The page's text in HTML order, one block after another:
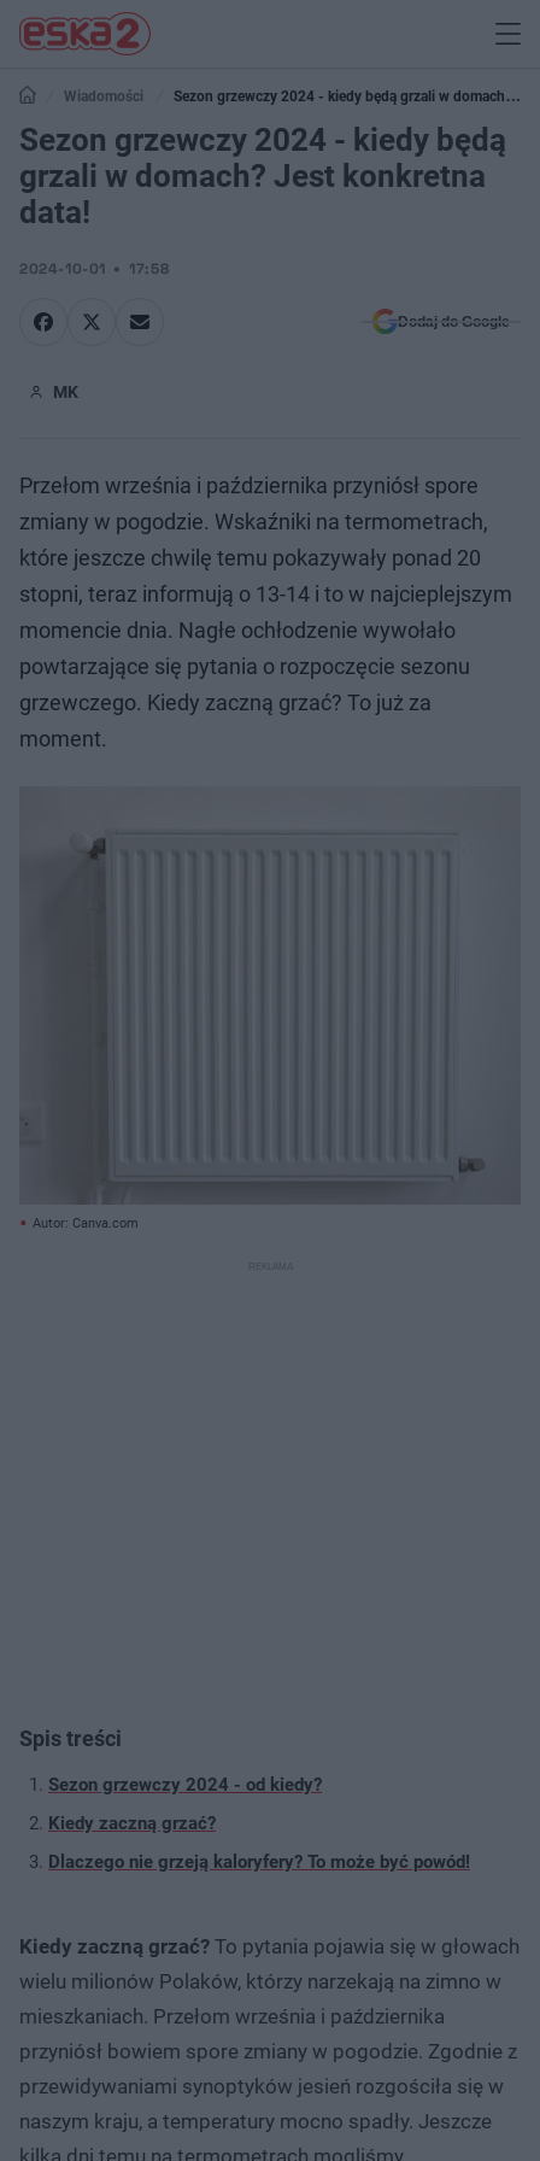
Wiadomości
Sezon grzewczy 2024 - kiedy będą grzali w domach?
Jest konkretna data!
Sezon grzewczy 2024 - kiedy będą
grzali w domach? Jest konkretna
data!
2024-10-01 17:58
Dodaj do Google
MK
Przełom września i października przyniósł spore
zmiany w pogodzie. Wskaźniki na termometrach,
które jeszcze chwilę temu pokazywały ponad 20
stopni, teraz informują o 13-14 i to w najcieplejszym
momencie dnia. Nagłe ochłodzenie wywołało
powtarzające się pytania o rozpoczęcie sezonu
grzewczego. Kiedy zaczną grzać? To już za
moment.
Autor: Canva.com
Spis treści
Sezon grzewczy 2024 - od kiedy?
Kiedy zaczną grzać?
Dlaczego nie grzeją kaloryfery? To może być powód!
Kiedy zaczną grzać? To pytania pojawia się w głowach
wielu milionów Polaków, którzy narzekają na zimno w
mieszkaniach. Przełom września i października
przyniósł bowiem spore zmiany w pogodzie. Zgodnie z
przewidywaniami synoptyków jesień rozgościła się w
naszym kraju, a temperatury mocno spadły. Jeszcze
kilka dni temu na termometrach mogliśmy